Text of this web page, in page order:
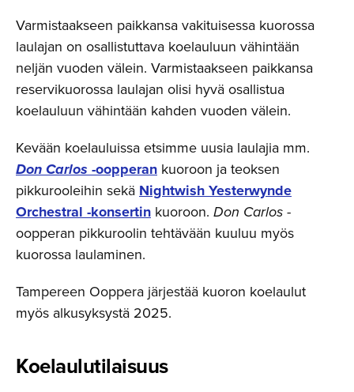
Varmistaakseen paikkansa vakituisessa kuorossa
laulajan on osallistuttava koelauluun vähintään
neljän vuoden välein. Varmistaakseen paikkansa
reservikuorossa laulajan olisi hyvä osallistua
koelauluun vähintään kahden vuoden välein.
Kevään koelauluissa etsimme uusia laulajia mm.
Don Carlos-oopperan kuoroon ja teoksen
pikkurooleihin sekäNightwish Yesterwynde
Orchestral -konsertin kuoroon. Don Carlos-
oopperan pikkuroolin tehtävään kuuluu myös
kuorossa laulaminen.
Tampereen Ooppera järjestää kuoron koelaulut
myös alkusyksystä 2025.
Koelaulu­ti­laisuus